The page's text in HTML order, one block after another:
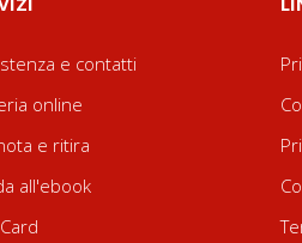
e contatti
online
e ritira
all'ebook